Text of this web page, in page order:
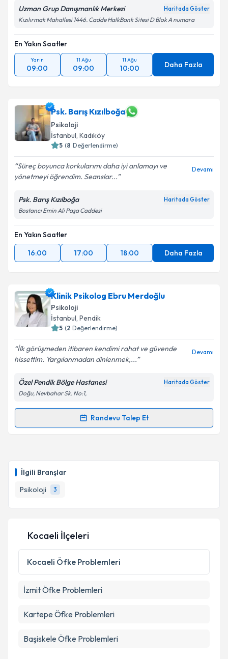
İlgili Branşlar
Psikoloji
3
Uzman Grup Danışmanlık Merkezi Haritada Göster
Kızılırmak Mahallesi 1446. Cadde HalkBank Sitesi D Blok A numara
En Yakın Saatler
Yarın
09:00
11 Ağu
09:00
11 Ağu
10:00 Daha Fazla
Psk. Barış Kızılboğa
Psikoloji
İstanbul, Kadıköy
5 (8 Değerlendirme)
Süreç boyunca korkularımı daha iyi anlamayı ve
yönetmeyi öğrendim. Seanslar...
Devamı
Psk. Barış Kızılboğa Haritada Göster
Bostancı Emin Ali Paşa Caddesi
En Yakın Saatler
16:00
17:00 18:00 Daha Fazla
Klinik Psikolog Ebru Merdoğlu
Psikoloji
İstanbul, Pendik
5 (2 Değerlendirme)
İlk görüşmeden itibaren kendimi rahat ve güvende
hissettim. Yargılanmadan dinlenmek,...
Devamı
Özel Pendik Bölge Hastanesi Haritada Göster
Doğu, Nevbahar Sk. No:1,
Randevu Talep Et
Randevu Takvimi Talebi
için bir takvim hazırlandığında e-posta ile
bilgilendireceğiz.
E-posta Adresiniz
Kişisel verilerimin işlenmesine ilişkin
Metni 'ni okudum ve kişisel verilerimin belirtilen
Takvim Talebini Gönder
Kocaeli İlçeleri
Kocaeli Öfke Problemleri
İzmitÖfke Problemleri
Kartepe Öfke Problemleri
Başiskele Öfke Problemleri